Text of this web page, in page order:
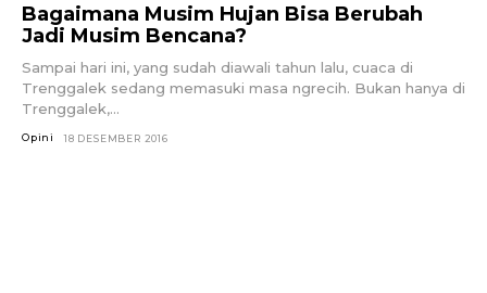
Bagaimana Musim Hujan Bisa Berubah
Jadi Musim Bencana?
Sampai hari ini, yang sudah diawali tahun lalu, cuaca di
Trenggalek sedang memasuki masa ngrecih. Bukan hanya di
Trenggalek,...
Opini 18 DESEMBER 2016